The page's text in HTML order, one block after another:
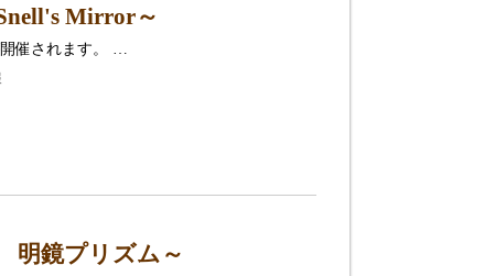
Mirror～
催されます。 …
鏡プリズム～